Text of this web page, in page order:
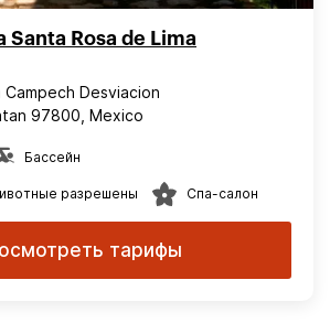
Santa Rosa de Lima
Desviacion
97800, Mexico
Бассейн
разрешены Спа-салон
тарифы